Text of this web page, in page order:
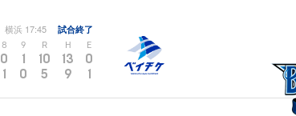
横浜 17:45 試合終了
8 9 R H E
0 1 10 13 0
1 0 5 9 1